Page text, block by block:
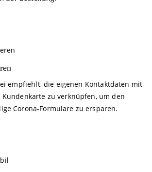
empfiehlt, die eigenen Kontaktdaten mit
zu verknüpfen, um den
Corona-Formulare zu ersparen.